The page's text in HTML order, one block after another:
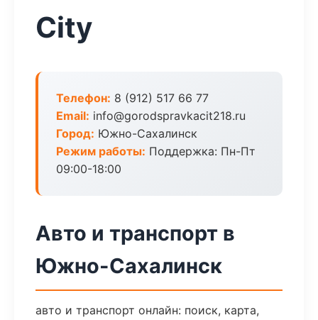
City
Телефон: 8 (912) 517 66 77
Email: info@gorodspravkacit218.ru
Город: Южно-Сахалинск
Режим работы: Поддержка: Пн-Пт
09:00-18:00
Авто и транспорт в
Южно-Сахалинск
авто и транспорт онлайн: поиск, карта,